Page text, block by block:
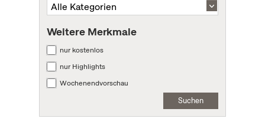
Weitere Merkmale
nur kostenlos
nur Highlights
Wochenendvorschau
Suchen